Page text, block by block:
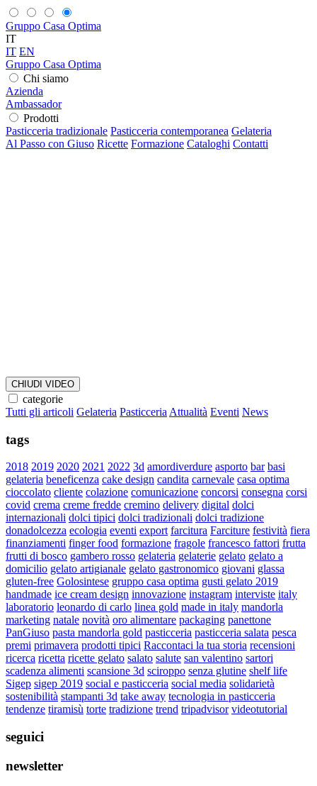
Gruppo Casa Optima
IT
IT EN
Gruppo Casa Optima
Chi siamo
Azienda
Ambassador
Prodotti
Pasticceria tradizionale Pasticceria contemporanea Gelateria
Al Passo con Giuso Ricette Formazione Cataloghi Contatti
CHIUDI VIDEO
categorie
Tutti gli articoli Gelateria Pasticceria Attualità Eventi News
tags
2018 2019 2020 2021 2022 3d amordiverdure asporto bar basi
gelateria beneficenza cake design candita carnevale casa optima
cioccolato cliente colazione comunicazione concorsi consegna corsi
covid crema creme fredde cremino delivery digital dolci
internazionali dolci tipici dolci tradizionali dolci tradizione
donadolcezza ecologia eventi export farcitura Farciture festività fiera
finanziamenti finger food formazione fragole francesco fattori frutta
frutti di bosco gambero rosso gelateria gelaterie gelato gelato a
domicilio gelato artigianale gelato gastronomico giovani glassa
gluten-free Golosintese gruppo casa optima gusti gelato 2019
handmade ice cream design innovazione instagram interviste italy
laboratorio leonardo di carlo linea gold made in italy mandorla
marketing natale novità oro alimentare packaging panettone
PanGiuso pasta mandorla gold pasticceria pasticceria salata pesca
premi primavera prodotti tipici Raccontaci la tua storia recensioni
ricerca ricetta ricette gelato salato salute san valentino sartori
scadenza alimenti scansione 3d sciroppo senza glutine shelf life
Sigep sigep 2019 social e pasticceria social media solidarietà
sostenibilità stampanti 3d take away tecnologia in pasticceria
tendenze tiramisù torte tradizione trend tripadvisor videotutorial
seguici
newsletter